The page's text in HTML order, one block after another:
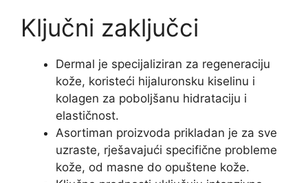
Ključni zaključci
Dermal je specijaliziran za regeneraciju
kože, koristeći hijaluronsku kiselinu i
kolagen za poboljšanu hidrataciju i
elastičnost.
Asortiman proizvoda prikladan je za sve
uzraste, rješavajući specifične probleme
kože, od masne do opuštene kože.